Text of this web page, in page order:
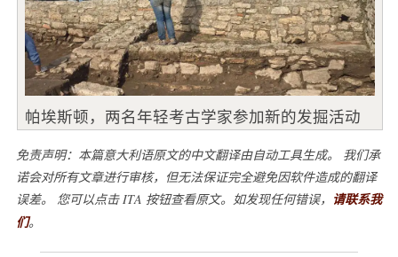
帕埃斯顿，两名年轻考古学家参加新的发掘活动
免责声明：本篇意大利语原文的中文翻译由自动工具生成。 我们承
诺会对所有文章进行审核，但无法保证完全避免因软件造成的翻译
误差。 您可以点击 ITA 按钮查看原文。如发现任何错误， 请联系我
们。